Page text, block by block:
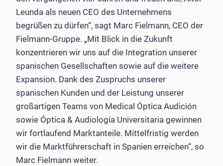
Leunda als neuen CEO des Unternehmens
begrüßen zu dürfen“, sagt Marc Fielmann, CEO der
Fielmann-Gruppe. „Mit Blick in die Zukunft
konzentrieren wir uns auf die Integration unserer
spanischen Gesellschaften sowie auf die weitere
Expansion. Dank des Zuspruchs unserer
spanischen Kunden und der Leistung unserer
großartigen Teams von Medical Óptica Audición
sowie Óptica & Audiología Universitaria gewinnen
wir fortlaufend Marktanteile. Mittelfristig werden
wir die Marktführerschaft in Spanien erreichen“, so
Marc Fielmann weiter.